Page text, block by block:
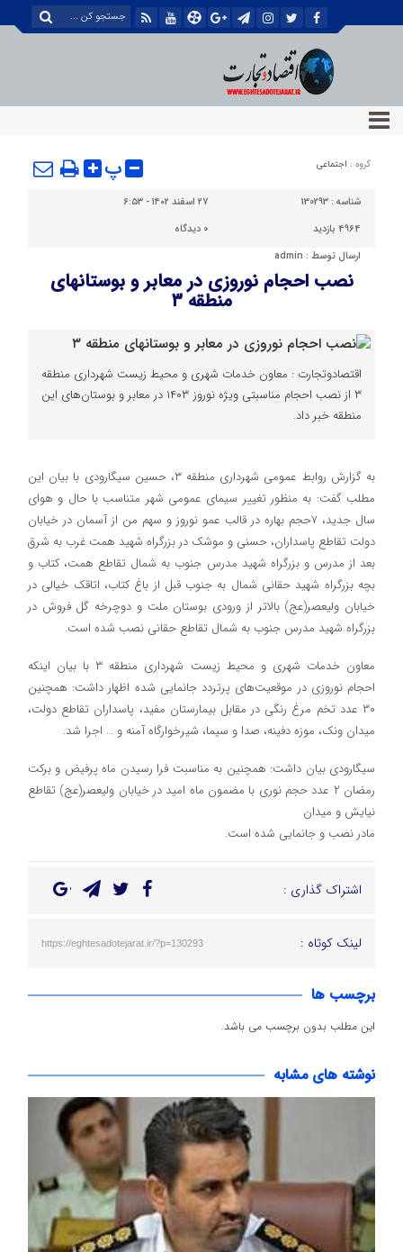
گروه : اجتماعی پ
شناسه : 130293
۲۷ اسفند ۱۴۰۲ - ۶:۵۳
4964 بازدید
0 دیدگاه
ارسال توسط : admin
نصب احجام نوروزی در معابر و بوستانهای
منطقه ۳
اقتصادوتجارت : معاون خدمات شهری و محیط زیست شهرداری منطقه
۳ از نصب احجام مناسبتی ویژه نوروز ۱۴۰۳ در معابر و بوستان‌های این
منطقه خبر داد.
به گزارش روابط عمومی شهرداری منطقه ۳، حسین سیگارودی با بیان این
مطلب گفت: به منظور تغییر سیمای عمومی شهر متناسب با حال و هوای
سال جدید، ۷حجم بهاره در قالب عمو نوروز و سهم من از آسمان در خیابان
دولت تقاطع پاسداران، حسنی و موشک در بزرگراه شهید همت غرب به شرق
بعد از مدرس و بزرگراه شهید مدرس جنوب به شمال تقاطع همت، کتاب و
بچه بزرگراه شهید حقانی شمال به جنوب قبل از باغ کتاب، اتاقک خیالی در
خیابان ولیعصر(عج) بالاتر از ورودی بوستان ملت و دوچرخه گل فروش در
بزرگراه شهید مدرس جنوب به شمال تقاطع حقانی نصب شده است.
معاون خدمات شهری و محیط زیست شهرداری منطقه ۳ با بیان اینکه
احجام نوروزی در موقعیت‌های پرتردد جانمایی شده اظهار داشت: همچنین
۳۰ عدد تخم مرغ رنگی در مقابل بیمارستان مفید، پاسداران تقاطع دولت،
میدان ونک، موزه دفینه، صدا و سیما، شیرخوارگاه آمنه و … اجرا شد.
سیگارودی بیان داشت: همچنین به مناسبت فرا رسیدن ماه پرفیض و برکت
رمضان ۲ عدد حجم نوری با مضمون ماه امید در خیابان ولیعصر(عج) تقاطع
نیایش و میدان
مادر نصب و جانمایی شده است.
اشتراک گذاری :
لینک کوتاه : https://eghtesadotejarat.ir/?p=130293
برچسب ها
این مطلب بدون برچسب می باشد.
نوشته های مشابه